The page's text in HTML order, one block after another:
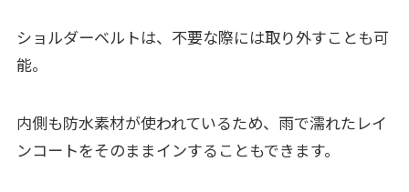
ショルダーベルトは、不要な際には取り外すことも可
能。
内側も防水素材が使われているため、雨で濡れたレイ
ンコートをそのままインすることもできます。